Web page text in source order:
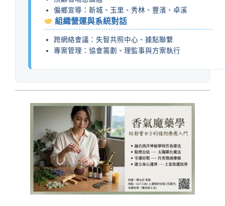
偏鄉宣導：新城、玉里、秀林、豐濱、卓溪
組織營運與系統對話
跨網絡會議：失智共照中心、據點聯繫
專案管理：協會籌劃、理監事與方案執行